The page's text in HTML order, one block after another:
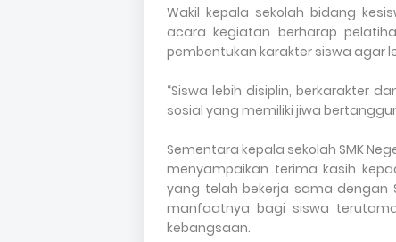
Wakil kepala sekolah bidang
acara kegiatan berharap
pembentukan karakter siswa agar
“Siswa lebih disiplin, berkarakter
sosial yang memiliki jiwa
Sementara kepala sekolah SMK
menyampaikan terima kasih
yang telah bekerja sama dengan
manfaatnya bagi siswa
kebangsaan.